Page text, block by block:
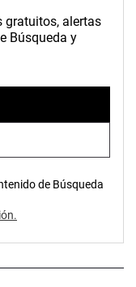
gratuitos, alertas
Búsqueda y
de Búsqueda